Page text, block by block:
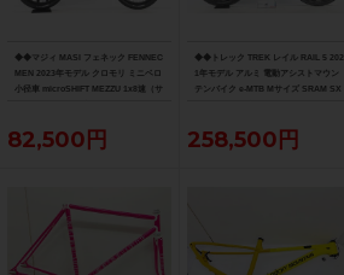
◆◆マジィ MASI フェネック FENNEC
MEN 2023年モデル クロモリ ミニベロ
小径車 microSHIFT MEZZU 1x8速（サ
82,500円
◆◆トレック TREK レイル RAIL 5 202
1年モデル アルミ 電動アシストマウン
テンバイク e-MTB Mサイズ SRAM SX
258,500円